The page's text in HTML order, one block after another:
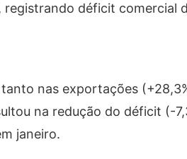
déficit comercial
nas exportações
na redução do déficit (-
janeiro.